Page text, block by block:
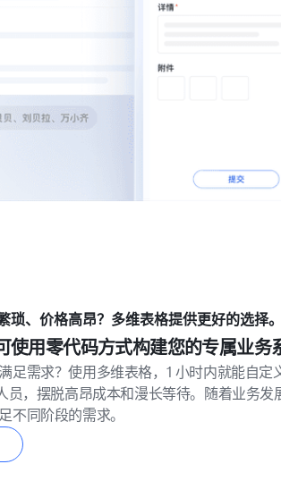
琐、价格高昂？多维表格提供更好的选择。
使用零代码方式构建您的专属业务
足需求？使用多维表格，1 小时内就能自定
，摆脱高昂成本和漫长等待。随着业务发
不同阶段的需求。